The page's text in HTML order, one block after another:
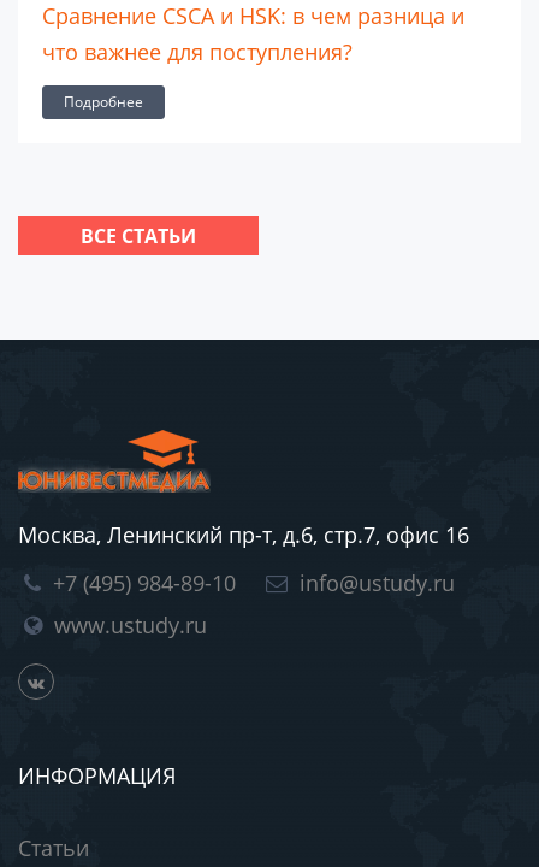
Школа для иностранных граждан Maple
Leaf: образование мирового уровня в
Китае и за рубежом
ВСЕ СТАТЬИ
Москва, Ленинский пр-т, д.6, стр.7, офис 16
+7 (495) 984-89-10
info@ustudy.ru
www.ustudy.ru
ИНФОРМАЦИЯ
Статьи